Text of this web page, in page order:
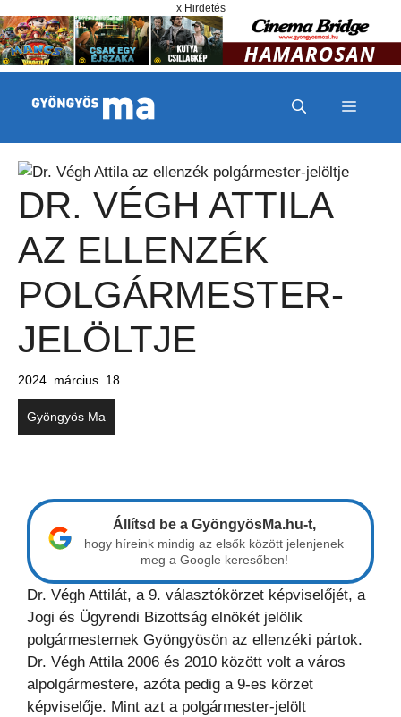
x Hirdetés
MENÜ
DR. VÉGH ATTILA
AZ ELLENZÉK
POLGÁRMESTER-
JELÖLTJE
2024. március. 18.
Gyöngyös Ma
Állítsd be a GyöngyösMa.hu-t,
hogy híreink mindig az elsők között jelenjenek
meg a Google keresőben!
Dr. Végh Attilát, a 9. választókörzet képviselőjét, a
Jogi és Ügyrendi Bizottság elnökét jelölik
polgármesternek Gyöngyösön az ellenzéki pártok.
Dr. Végh Attila 2006 és 2010 között volt a város
alpolgármestere, azóta pedig a 9-es körzet
képviselője. Mint azt a polgármester-jelölt